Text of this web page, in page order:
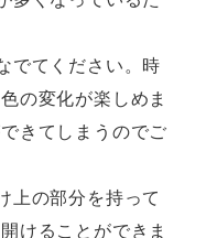
でてください。時
の変化が楽しめま
きてしまうのでご
上の部分を持って
けることができま